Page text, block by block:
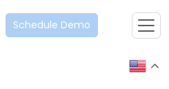
Schedule Demo